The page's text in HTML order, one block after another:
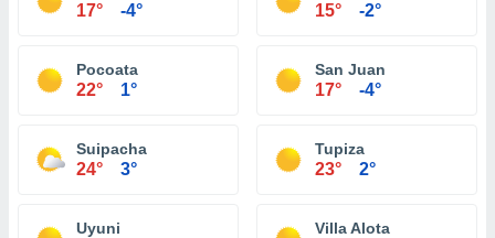
17° -4° 15° -2°
Pocoata
22° 1°
San Juan
17° -4°
Suipacha
24° 3°
Tupiza
23° 2°
Uyuni Villa Alota